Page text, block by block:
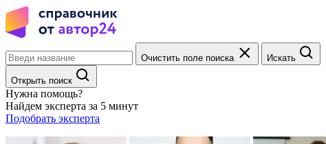
Очистить поле поиска Искать
Открыть поиск
Нужна помощь?
Найдем эксперта за 5 минут
Подобрать эксперта